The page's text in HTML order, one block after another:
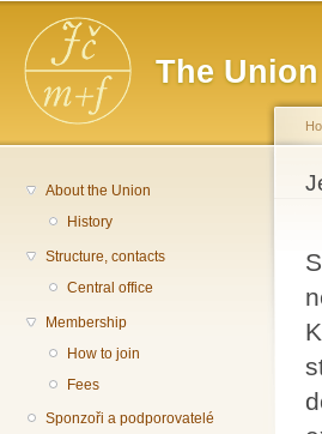
The
Main menu
About the Union
History
Structure, contacts
Central office
Membership
How to join
Fees
Sponzoři a podporovatelé